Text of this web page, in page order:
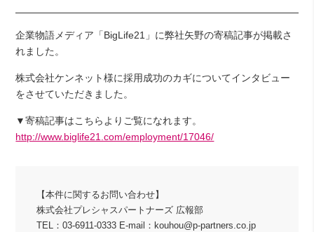
企業物語メディア「BigLife21」に弊社矢野の寄稿記事が掲載さ
れました。
株式会社ケンネット様に採用成功のカギについてインタビュー
をさせていただきました。
▼寄稿記事はこちらよりご覧になれます。
http://www.biglife21.com/employment/17046/
【本件に関するお問い合わせ】
株式会社プレシャスパートナーズ 広報部
TEL：03-6911-0333 E-mail：kouhou@p-partners.co.jp